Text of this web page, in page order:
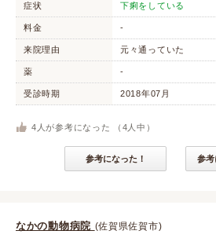
症状 下痢をしている
料金 -
来院理由 元々通っていた
薬 -
受診時期 2018年07月
4 人が参考になった （ 4 人中）
参考になった！ 参考
なかの動物病院 (佐賀県佐賀市)